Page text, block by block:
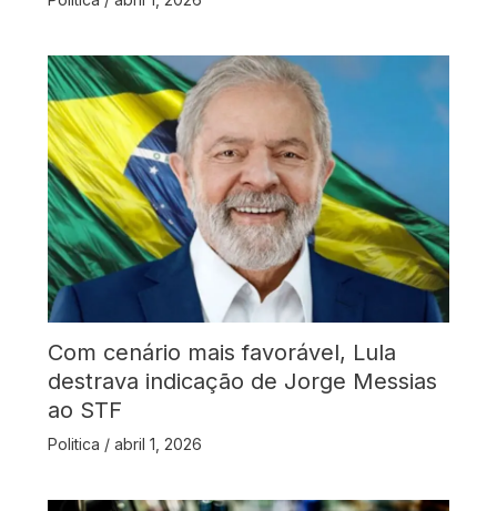
Com cenário mais favorável, Lula
destrava indicação de Jorge Messias
ao STF
Politica / abril 1, 2026